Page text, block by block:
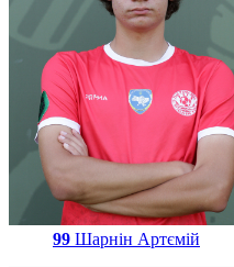
99 Шарнін Артємій